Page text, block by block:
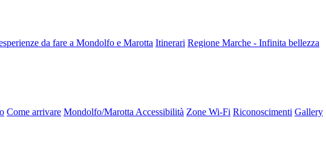
da fare a Mondolfo e Marotta Itinerari Regione Marche - Infinita bellezza
Come arrivare Mondolfo/Marotta Accessibilità Zone Wi-Fi Riconoscimenti Gallery